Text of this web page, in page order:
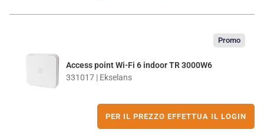
Promo
Access point Wi-Fi 6 indoor TR 3000W6
331017 | Ekselans
PER IL PREZZO EFFETTUA IL LOGIN